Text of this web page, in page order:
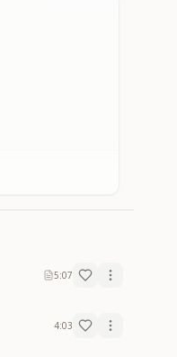
5:07
4:03